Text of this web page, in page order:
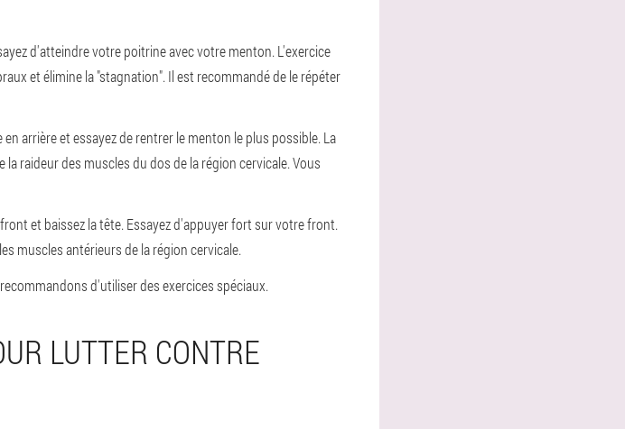
d'atteindre votre poitrine avec votre menton. L'exercice
et élimine la "stagnation". Il est recommandé de le répéter
en arrière et essayez de rentrer le menton le plus possible. La
raideur des muscles du dos de la région cervicale. Vous
et baissez la tête. Essayez d'appuyer fort sur votre front.
muscles antérieurs de la région cervicale.
d'utiliser des exercices spéciaux.
LUTTER CONTRE